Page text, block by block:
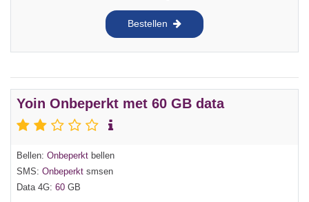
Bestellen
Yoin Onbeperkt met 60 GB data
Bellen: Onbeperkt bellen
SMS: Onbeperkt smsen
Data 4G: 60 GB